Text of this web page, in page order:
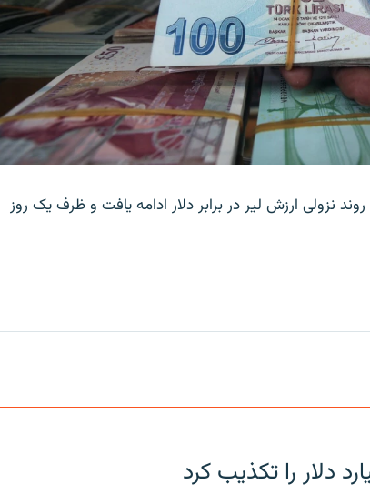
نزولی ارزش لیر در برابر دلار ادامه یافت و ظرف یک روز